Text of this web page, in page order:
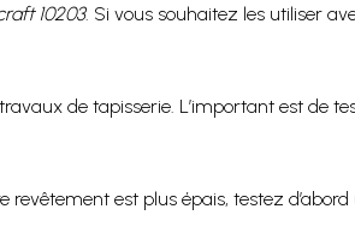
10203. Si vous souhaitez les utiliser
de tapisserie. L’important est de
est plus épais, testez